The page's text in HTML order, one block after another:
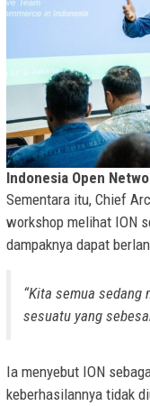
Indonesia Open
Sementara itu, Chief
workshop melihat ION
dampaknya dapat
“Kita semua sedang
sesuatu yang
Ia menyebut ION
keberhasilannya tidak